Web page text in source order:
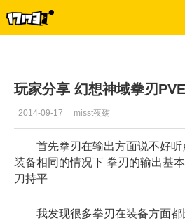
玩家分享 幻想神域拳刃
2014-09-17 misst夜殇
首先拳刃在输出方面说不好听
装备相同的情况下 拳刃的输出基
刀持平
我发现很多拳刃在装备方面都